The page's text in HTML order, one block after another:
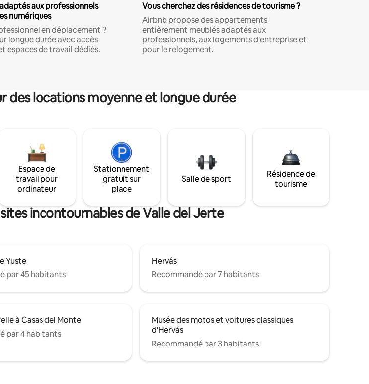
aux professionnels
numériques
en déplacement ?
longue durée avec accès
espaces de travail dédiés.
Vous cherchez des résidences de tourisme ?
Airbnb propose des appartements
entièrement meublés adaptés aux
professionnels, aux logements d'entreprise et
pour le relogement.
des locations moyenne et longue durée
Espace de
travail pour
ordinateur
Stationnement
gratuit sur
place
Salle de sport
Résidence de
tourisme
incontournables de Valle del Jerte
Yuste
par 45 habitants
Hervás
Recommandé par 7 habitants
à Casas del Monte
par 4 habitants
Musée des motos et voitures classiques
d'Hervás
Recommandé par 3 habitants